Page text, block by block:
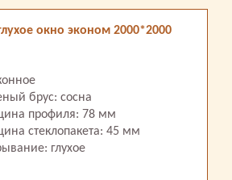
окно эконом 2000*2000
брус: сосна
профиля: 78 мм
стеклопакета: 45 мм
глухое